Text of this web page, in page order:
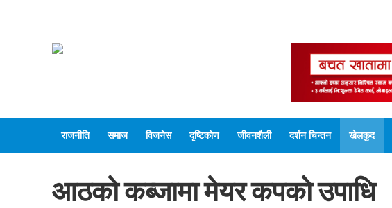
राजनीति समाज विजनेस दृष्टिकोण जीवनशैली दर्शन चिन्तन खेलकुद
आठको कब्जामा मेयर कपको उपाधि